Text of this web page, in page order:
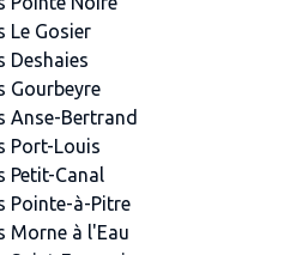
Le Gosier
Deshaies
Gourbeyre
Anse-Bertrand
Port-Louis
Petit-Canal
Pointe-à-Pitre
Morne à l'Eau